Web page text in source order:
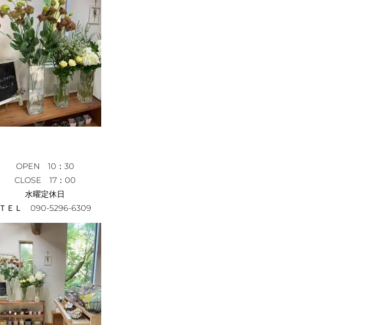
OPEN 10：30
CLOSE 17：00
水曜定休日
ＴＥＬ 090-5296-6309